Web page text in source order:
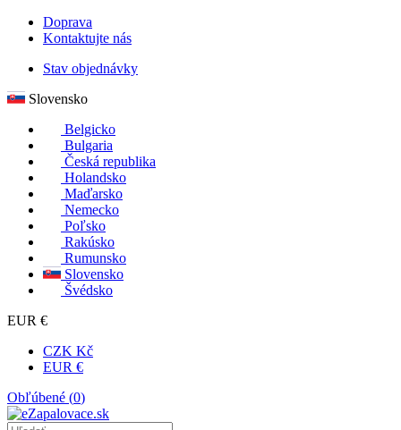
Doprava
Kontaktujte nás
Stav objednávky
Slovensko
Belgicko
Bulgaria
Česká republika
Holandsko
Maďarsko
Nemecko
Poľsko
Rakúsko
Rumunsko
Slovensko
Švédsko
EUR €
CZK Kč
EUR €
Obľúbené (0)